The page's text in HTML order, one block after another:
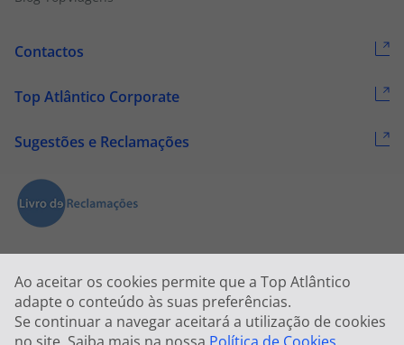
Ao aceitar os cookies permite que a Top Atlântico
adapte o conteúdo às suas preferências.
Se continuar a navegar aceitará a utilização de cookies
Contactos
Top Atlântico Corporate
Sugestões e Reclamações
2026 © Todos os direitos reservados:Top Atlântico, Viagens e Turismo